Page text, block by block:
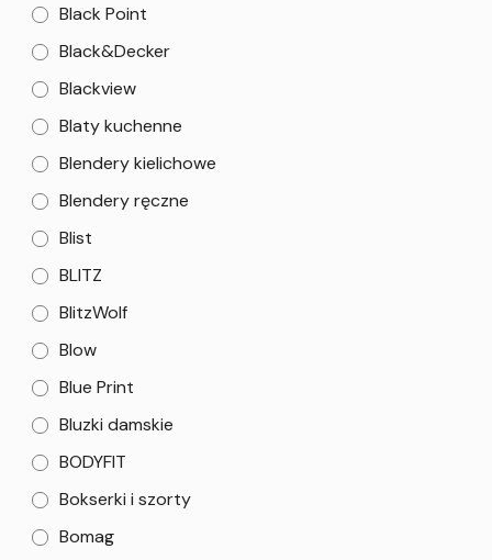
Black Point
Black&Decker
Blackview
Blaty kuchenne
Blendery kielichowe
Blendery ręczne
Blist
BLITZ
BlitzWolf
Blow
Blue Print
Bluzki damskie
BODYFIT
Bokserki i szorty
Bomag